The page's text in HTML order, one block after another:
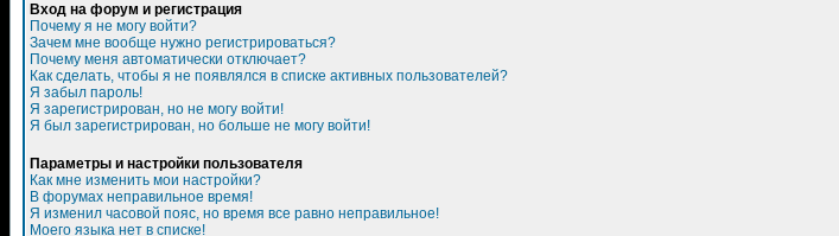
Вход на форум и регистрация
Почему я не могу войти?
Зачем мне вообще нужно регистрироваться?
Почему меня автоматически отключает?
Как сделать, чтобы я не появлялся в списке активных пользователей?
Я забыл пароль!
Я зарегистрирован, но не могу войти!
Я был зарегистрирован, но больше не могу войти!
Параметры и настройки пользователя
Как мне изменить мои настройки?
В форумах неправильное время!
Я изменил часовой пояс, но время все равно неправильное!
Моего языка нет в списке!